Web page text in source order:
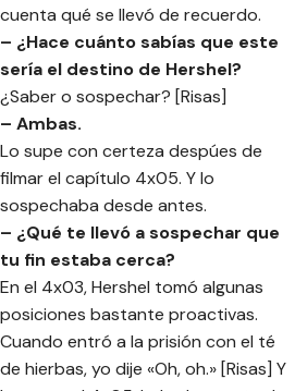
cuenta qué se llevó de recuerdo.
– ¿Hace cuánto sabías que este
sería el destino de Hershel?
¿Saber o sospechar? [Risas]
– Ambas.
Lo supe con certeza despúes de
filmar el capítulo 4x05. Y lo
sospechaba desde antes.
– ¿Qué te llevó a sospechar que
tu fin estaba cerca?
En el 4x03, Hershel tomó algunas
posiciones bastante proactivas.
Cuando entró a la prisión con el té
de hierbas, yo dije «Oh, oh.» [Risas] Y